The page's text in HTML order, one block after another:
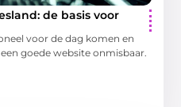
de basis voor
voor de dag komen en
goede website onmisbaar.